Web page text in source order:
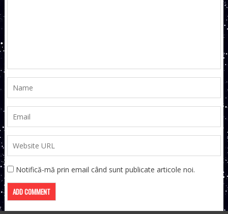
Notifică-mă prin email când sunt publicate articole noi.